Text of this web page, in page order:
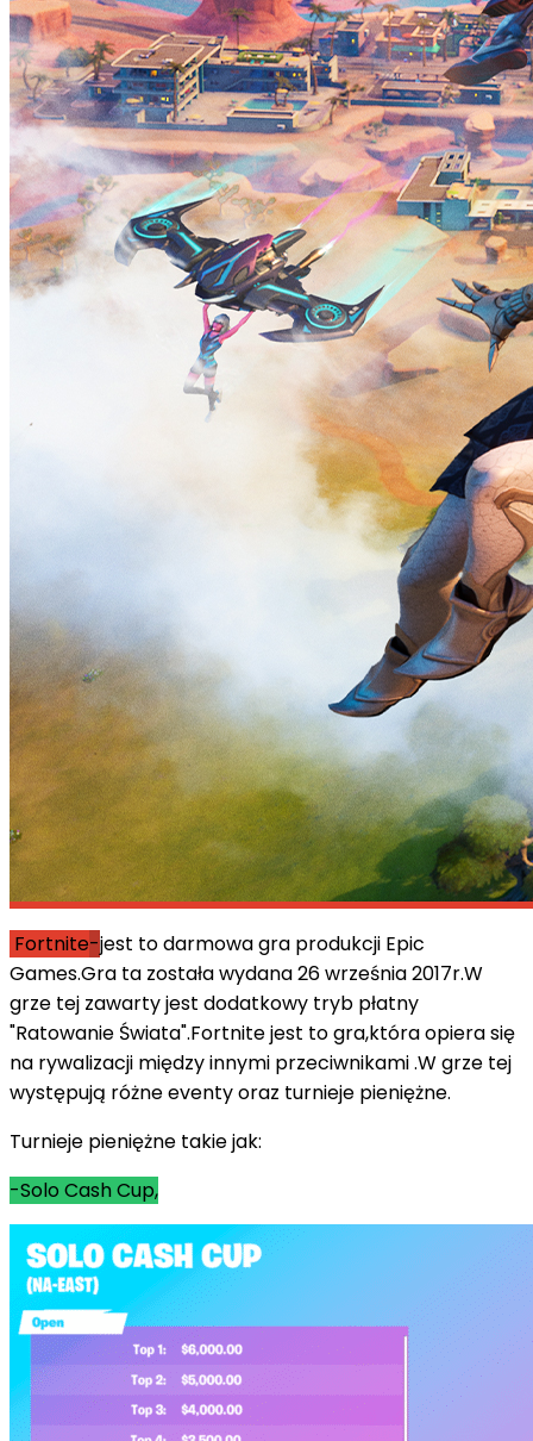
Fortnite-jest to darmowa gra produkcji Epic
Games.Gra ta została wydana 26 września 2017r.W
grze tej zawarty jest dodatkowy tryb płatny
"Ratowanie Świata".Fortnite jest to gra,która opiera się
na rywalizacji między innymi przeciwnikami .W grze tej
występują różne eventy oraz turnieje pieniężne.
Turnieje pieniężne takie jak:
-Solo Cash Cup,